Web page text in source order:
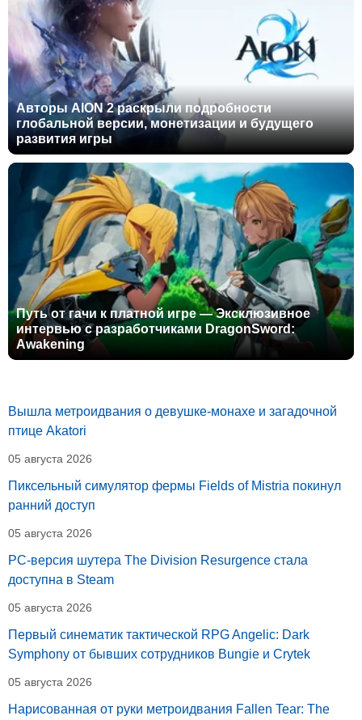
Авторы AION 2 раскрыли подробности
глобальной версии, монетизации и будущего
развития игры
Путь от гачи к платной игре — Эксклюзивное
интервью с разработчиками DragonSword:
Awakening
Вышла метроидвания о девушке-монахе и загадочной
птице Akatori
05 августа 2026
Пиксельный симулятор фермы Fields of Mistria покинул
ранний доступ
05 августа 2026
PC-версия шутера The Division Resurgence стала
доступна в Steam
05 августа 2026
Первый синематик тактической RPG Angelic: Dark
Symphony от бывших сотрудников Bungie и Crytek
05 августа 2026
Нарисованная от руки метроидвания Fallen Tear: The